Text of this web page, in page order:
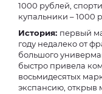
1000 рублей,
купальники – 1000
История: первый
году недалеко от
большого
быстро привела
восьмидесятых
экспансию, открыв